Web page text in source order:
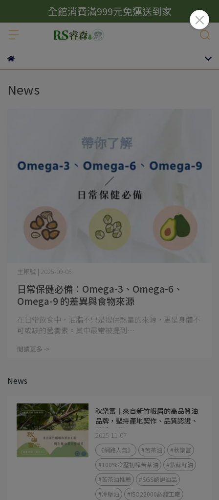
全館消費滿999元免運送到家
News
日常保健必備：Omega-3、Omega-6、
Omega-9 的差異與食物來源
主帳號 | 2025-09-05
在日常飲食中，油脂不只是提供熱量的來源，更是身體不
可或缺的營養素。其中最常被提到⋯
閱讀更多 ->
News
秋樂富｜來自新竹峨眉的高品質油
品牌，堅持產地契作、品質認證、
純淨可溯源
2025-11-07
《網路人氣》 #苦茶油
#秋樂富
#100%冷壓初榨苦茶油
#紫蘇籽油
#苦茶油推薦
#SGS認證油品
#冷壓油
#ISO22000認證工廠